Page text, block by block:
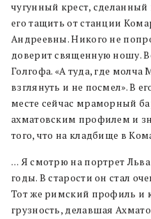
чугунный крест, сделанный
его тащить от станции
Андреевны. Никого не
доверит священную ношу.
Голгофа. «А туда, где молча
взглянуть и не посмел». В
месте сейчас мраморный
ахматовским профилем и
того, что на кладбище в
… Я смотрю на портрет
годы. В старости он стал
Тот же римский профиль и
грузность, делавшая